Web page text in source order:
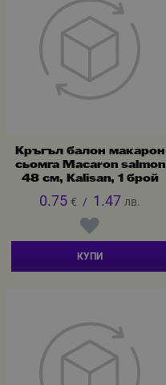
Кръгъл балон макарон
сьомга Macaron salmon
48 см, Kalisan, 1 брой
0.75 € / 1.47 лв.
КУПИ